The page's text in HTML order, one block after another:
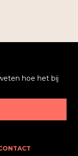
hoe het bij